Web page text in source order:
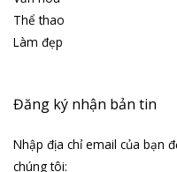
Thể thao
Làm đẹp
Đăng ký nhận bản tin
Nhập địa chỉ email của bạn
chúng tôi: